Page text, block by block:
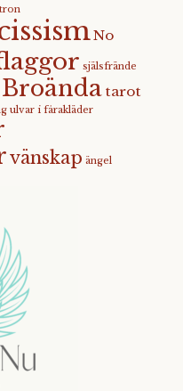
No
själsfrände
tarot
ulvar i fårakläder
vänskap ängel